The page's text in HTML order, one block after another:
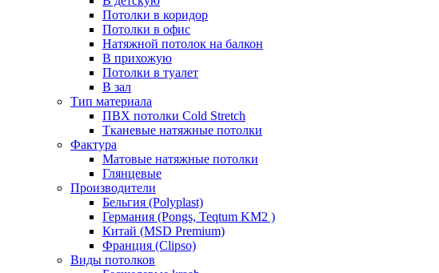
Потолки в коридор
Потолки в офис
Натяжной потолок на балкон
В прихожую
Потолки в туалет
В зал
Тип материала
ПВХ потолки Cold Stretch
Тканевые натяжные потолки
Фактура
Матовые натяжные потолки
Глянцевые
Производители
Бельгия (Polyplast)
Германия (Pongs, Teqtum KM2 )
Китай (MSD Premium)
Франция (Clipso)
Виды потолков